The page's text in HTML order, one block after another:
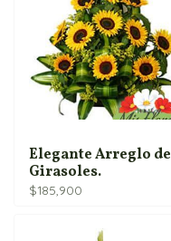
Elegante Arreglo de
Girasoles.
$185,900